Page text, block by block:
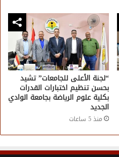
“لجنة الأعلى للجامعات” تشيد
بحسن تنظيم اختبارات القدرات
بكلية علوم الرياضة بجامعة الوادي
الجديد
منذ 5 ساعات